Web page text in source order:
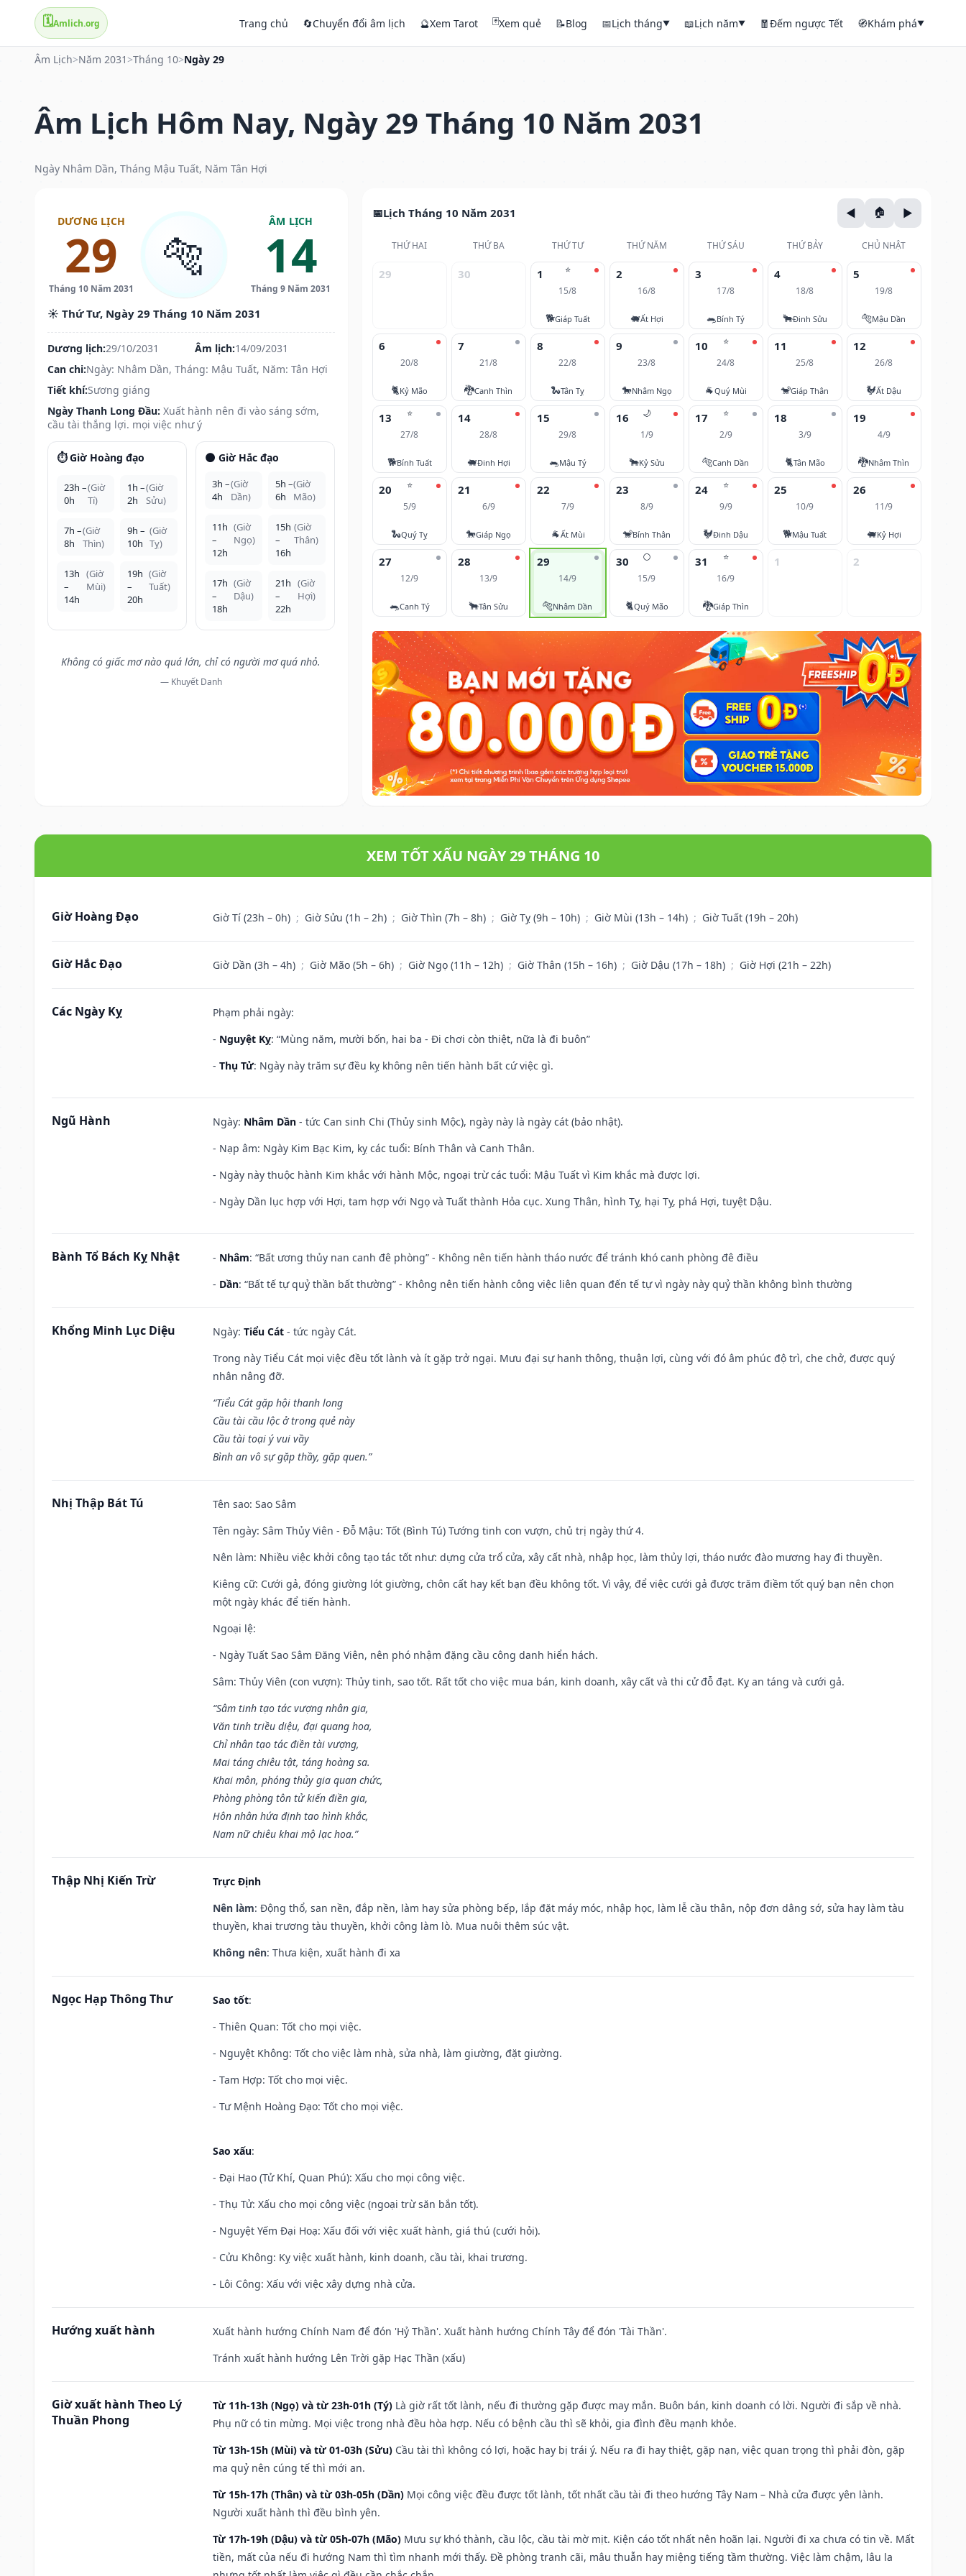
🗓️Amlich.org Trang chủ 🔄Chuyển đổi âm lịch 🔮Xem Tarot 🃏Xem quẻ 📝Blog 📅Lịch tháng▼ 📖Lịch năm▼ 🧧Đếm ngược Tết 🧭Khám phá▼
Âm Lịch>Năm 2031 >Tháng 10>Ngày 29
Âm Lịch Hôm Nay, Ngày 29 Tháng 10 Năm 2031
Ngày Nhâm Dần, Tháng Mậu Tuất, Năm Tân Hợi
DƯƠNG LỊCH
29
Tháng 10 Năm 2031
🐅
ÂM LỊCH
14
Tháng 9 Năm 2031
☀️ Thứ Tư, Ngày 29 Tháng 10 Năm 2031
Dương lịch:29/10/2031 Âm lịch:14/09/2031
Can chi:Ngày: Nhâm Dần, Tháng: Mậu Tuất, Năm: Tân Hợi
Tiết khí:Sương giáng
Ngày Thanh Long Đầu: Xuất hành nên đi vào sáng sớm,
cầu tài thắng lợi. mọi việc như ý
⏱️ Giờ Hoàng đạo
23h –
0h
(Giờ
Tí)
1h –
2h
(Giờ
Sửu)
7h –
8h
(Giờ
Thìn)
9h –
10h
(Giờ
Tỵ)
13h
–
14h
(Giờ
Mùi)
19h
–
20h
(Giờ
Tuất)
🌑 Giờ Hắc đạo
3h –
4h
(Giờ
Dần)
5h –
6h
(Giờ
Mão)
11h
–
12h
(Giờ
Ngọ)
15h
–
16h
(Giờ
Thân)
17h
–
18h
(Giờ
Dậu)
21h
–
22h
(Giờ
Hợi)
Không có giấc mơ nào quá lớn, chỉ có người mơ quá nhỏ.
— Khuyết Danh
Lịch Tháng 10 Năm 2031
THỨ HAI THỨ BA THỨ TƯ THỨ NĂM THỨ SÁU THỨ BẢY CHỦ NHẬT
29 30 ⭐
1
15/8
🐕Giáp Tuất
2
16/8
🐖Ất Hợi
3
17/8
🐀Bính Tý
4
18/8
🐂Đinh Sửu
5
19/8
🐅Mậu Dần
6
20/8
🐈Kỷ Mão
7
21/8
🐉Canh Thìn
8
22/8
🐍Tân Tỵ
9
23/8
🐎Nhâm Ngọ
⭐
10
24/8
🐐Quý Mùi
11
25/8
🐒Giáp Thân
12
26/8
🐓Ất Dậu
⭐
13
27/8
🐕Bính Tuất
14
28/8
🐖Đinh Hợi
15
29/8
🐀Mậu Tý
🌙
16
1/9
🐂Kỷ Sửu
⭐
17
2/9
🐅Canh Dần
18
3/9
🐈Tân Mão
19
4/9
🐉Nhâm Thìn
⭐
20
5/9
🐍Quý Tỵ
21
6/9
🐎Giáp Ngọ
22
7/9
🐐Ất Mùi
23
8/9
🐒Bính Thân
⭐
24
9/9
🐓Đinh Dậu
25
10/9
🐕Mậu Tuất
26
11/9
🐖Kỷ Hợi
27
12/9
🐀Canh Tý
28
13/9
🐂Tân Sửu
29
14/9
🐅Nhâm Dần
🌕
30
15/9
🐈Quý Mão
⭐
31
16/9
🐉Giáp Thìn
1 2
XEM TỐT XẤU NGÀY 29 THÁNG 10
Giờ Hoàng Đạo Giờ Tí (23h – 0h) ; Giờ Sửu (1h – 2h) ; Giờ Thìn (7h – 8h) ; Giờ Tỵ (9h – 10h) ; Giờ Mùi (13h – 14h) ; Giờ Tuất (19h – 20h)
Giờ Hắc Đạo Giờ Dần (3h – 4h) ; Giờ Mão (5h – 6h) ; Giờ Ngọ (11h – 12h) ; Giờ Thân (15h – 16h) ; Giờ Dậu (17h – 18h) ; Giờ Hợi (21h – 22h)
Các Ngày Kỵ
Phạm phải ngày:
- Nguyệt Kỵ: “Mùng năm, mười bốn, hai ba - Đi chơi còn thiệt, nữa là đi buôn”
- Thụ Tử: Ngày này trăm sự đều kỵ không nên tiến hành bất cứ việc gì.
Ngũ Hành Ngày: Nhâm Dần - tức Can sinh Chi (Thủy sinh Mộc), ngày này là ngày cát (bảo nhật).
- Nạp âm: Ngày Kim Bạc Kim, kỵ các tuổi: Bính Thân và Canh Thân.
- Ngày này thuộc hành Kim khắc với hành Mộc, ngoại trừ các tuổi: Mậu Tuất vì Kim khắc mà được lợi.
- Ngày Dần lục hợp với Hợi, tam hợp với Ngọ và Tuất thành Hỏa cục. Xung Thân, hình Tỵ, hại Tỵ, phá Hợi, tuyệt Dậu.
Bành Tổ Bách Kỵ Nhật - Nhâm: “Bất ương thủy nan canh đê phòng” - Không nên tiến hành tháo nước để tránh khó canh phòng đê điều
- Dần: “Bất tế tự quỷ thần bất thường” - Không nên tiến hành công việc liên quan đến tế tự vì ngày này quỷ thần không bình thường
Khổng Minh Lục Diệu Ngày: Tiểu Cát - tức ngày Cát.
Trong này Tiểu Cát mọi việc đều tốt lành và ít gặp trở ngại. Mưu đại sự hanh thông, thuận lợi, cùng với đó âm phúc độ trì, che chở, được quý
nhân nâng đỡ.
“Tiểu Cát gặp hội thanh long
Cầu tài cầu lộc ở trong quẻ này
Cầu tài toại ý vui vầy
Bình an vô sự gặp thầy, gặp quen.”
Nhị Thập Bát Tú Tên sao: Sao Sâm
Tên ngày: Sâm Thủy Viên - Đỗ Mậu: Tốt (Bình Tú) Tướng tinh con vượn, chủ trị ngày thứ 4.
Nên làm: Nhiều việc khởi công tạo tác tốt như: dựng cửa trổ cửa, xây cất nhà, nhập học, làm thủy lợi, tháo nước đào mương hay đi thuyền.
Kiêng cữ: Cưới gả, đóng giường lót giường, chôn cất hay kết bạn đều không tốt. Vì vậy, để việc cưới gả được trăm điềm tốt quý bạn nên chọn
một ngày khác để tiến hành.
Ngoại lệ:
- Ngày Tuất Sao Sâm Đăng Viên, nên phó nhậm đặng cầu công danh hiển hách.
Sâm: Thủy Viên (con vượn): Thủy tinh, sao tốt. Rất tốt cho việc mua bán, kinh doanh, xây cất và thi cử đỗ đạt. Kỵ an táng và cưới gả.
“Sâm tinh tạo tác vượng nhân gia,
Văn tinh triều diệu, đại quang hoa,
Chỉ nhân tạo tác điền tài vượng,
Mai táng chiêu tật, táng hoàng sa.
Khai môn, phóng thủy gia quan chức,
Phòng phòng tôn tử kiến điền gia,
Hôn nhân hứa định tao hình khắc,
Nam nữ chiêu khai mộ lạc hoa.”
Thập Nhị Kiến Trừ
Trực Định
Nên làm: Động thổ, san nền, đắp nền, làm hay sửa phòng bếp, lắp đặt máy móc, nhập học, làm lễ cầu thân, nộp đơn dâng sớ, sửa hay làm tàu
thuyền, khai trương tàu thuyền, khởi công làm lò. Mua nuôi thêm súc vật.
Không nên: Thưa kiện, xuất hành đi xa
Ngọc Hạp Thông Thư Sao tốt:
- Thiên Quan: Tốt cho mọi việc.
- Nguyệt Không: Tốt cho việc làm nhà, sửa nhà, làm giường, đặt giường.
- Tam Hợp: Tốt cho mọi việc.
- Tư Mệnh Hoàng Đạo: Tốt cho mọi việc.
Sao xấu:
- Đại Hao (Tử Khí, Quan Phú): Xấu cho mọi công việc.
- Thụ Tử: Xấu cho mọi công việc (ngoại trừ săn bắn tốt).
- Nguyệt Yếm Đại Hoạ: Xấu đối với việc xuất hành, giá thú (cưới hỏi).
- Cửu Không: Kỵ việc xuất hành, kinh doanh, cầu tài, khai trương.
- Lôi Công: Xấu với việc xây dựng nhà cửa.
Hướng xuất hành
Xuất hành hướng Chính Nam để đón 'Hỷ Thần'. Xuất hành hướng Chính Tây để đón 'Tài Thần'.
Tránh xuất hành hướng Lên Trời gặp Hạc Thần (xấu)
Giờ xuất hành Theo Lý
Thuần Phong
Từ 11h-13h (Ngọ) và từ 23h-01h (Tý) Là giờ rất tốt lành, nếu đi thường gặp được may mắn. Buôn bán, kinh doanh có lời. Người đi sắp về nhà.
Phụ nữ có tin mừng. Mọi việc trong nhà đều hòa hợp. Nếu có bệnh cầu thì sẽ khỏi, gia đình đều mạnh khỏe.
Từ 13h-15h (Mùi) và từ 01-03h (Sửu) Cầu tài thì không có lợi, hoặc hay bị trái ý. Nếu ra đi hay thiệt, gặp nạn, việc quan trọng thì phải đòn, gặp
ma quỷ nên cúng tế thì mới an.
Từ 15h-17h (Thân) và từ 03h-05h (Dần) Mọi công việc đều được tốt lành, tốt nhất cầu tài đi theo hướng Tây Nam – Nhà cửa được yên lành.
Người xuất hành thì đều bình yên.
Từ 17h-19h (Dậu) và từ 05h-07h (Mão) Mưu sự khó thành, cầu lộc, cầu tài mờ mịt. Kiện cáo tốt nhất nên hoãn lại. Người đi xa chưa có tin về. Mất
tiền, mất của nếu đi hướng Nam thì tìm nhanh mới thấy. Đề phòng tranh cãi, mâu thuẫn hay miệng tiếng tầm thường. Việc làm chậm, lâu la